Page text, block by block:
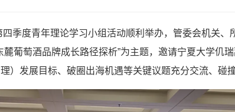
季度青年理论学习小组活动顺利举办，管委会机关
葡萄酒品牌成长路径探析”为主题，邀请宁夏大学仉
）发展目标、破圈出海机遇等关键议题充分交流、碰撞